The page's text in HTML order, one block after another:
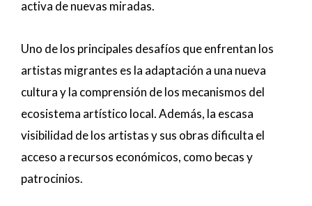
activa de nuevas miradas.
Uno de los principales desafíos que enfrentan los
artistas migrantes es la adaptación a una nueva
cultura y la comprensión de los mecanismos del
ecosistema artístico local. Además, la escasa
visibilidad de los artistas y sus obras dificulta el
acceso a recursos económicos, como becas y
patrocinios.